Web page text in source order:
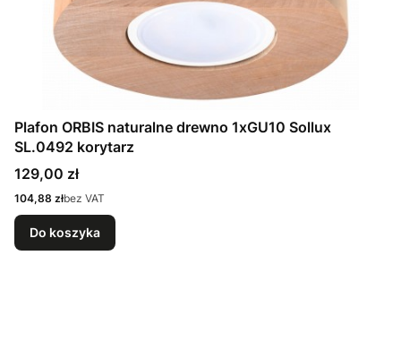
Plafon ORBIS naturalne drewno 1xGU10 Sollux
SL.0492 korytarz
Cena
129,00 zł
Cena
104,88 złbez VAT
Do koszyka